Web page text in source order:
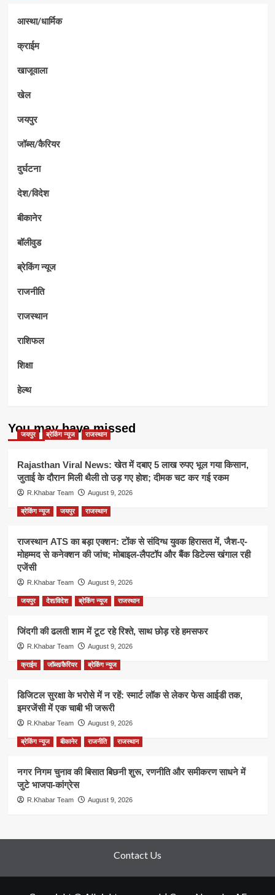
आस्था/धार्मिक
क्राईम
खाजूवाला
खेल
जयपुर
जॉब्स/कैरियर
दुर्घटना
देश/विदेश
बीकानेर
बॉलीवुड
ब्रेकिंग न्यूज
राजनीति
राजस्थान
राशिफल
शिक्षा
हेल्थ
You may have missed
जयपुर ब्रेकिंग न्यूज राजस्थान
Rajasthan Viral News: खेत में दबाए 5 लाख रुपए भूल गया किसान,
जुताई के दौरान मिली थैली तो उड़ गए होश; दीमक चट कर गई रकम
R.Khabar Team August 9, 2026
ब्रेकिंग न्यूज जयपुर राजस्थान
राजस्थान ATS का बड़ा एक्शन: टोंक से संदिग्ध युवक हिरासत में, जैश-ए-
मोहम्मद से कनेक्शन की जांच; मोबाइल-लैपटॉप और बैंक डिटेल्स खंगाल रही
एजेंसी
R.Khabar Team August 9, 2026
जयपुर देश/विदेश ब्रेकिंग न्यूज राजस्थान
जिंदगी की ढलती शाम में टूट रहे रिश्ते, साथ छोड़ रहे हमसफर
R.Khabar Team August 9, 2026
क्राईम जॉब्स/कैरियर ब्रेकिंग न्यूज
डिजिटल सुरक्षा के भरोसे में न रहें: स्मार्ट लॉक से लेकर फेस आईडी तक,
इमरजेंसी में एक चाबी भी जरूरी
R.Khabar Team August 9, 2026
ब्रेकिंग न्यूज बीकानेर राजनीति राजस्थान
नगर निगम चुनाव की बिसात बिछनी शुरू, रणनीति और समीकरण साधने में
जुटे भाजपा-कांग्रेस
R.Khabar Team August 9, 2026
Contact Us